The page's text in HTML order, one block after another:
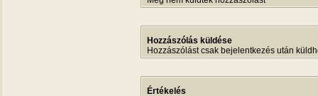
Hozzászólás küldése
Hozzászólást csak bejelentkezés után
Értékelés